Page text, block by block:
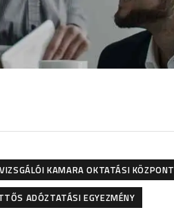
KAMARA OKTATÁSI KÖZPONT
ADÓZTATÁSI EGYEZMÉNY